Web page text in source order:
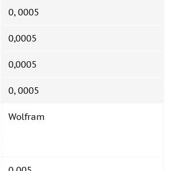
0, 0005
0,0005
0,0005
0, 0005
Wolfram